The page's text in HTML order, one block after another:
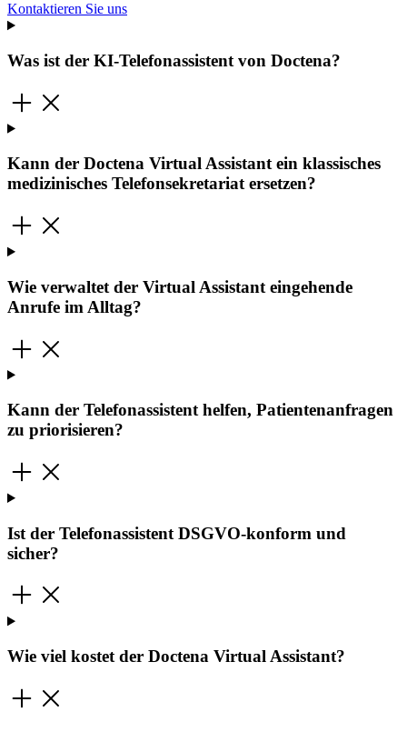
Kontaktieren Sie uns
Was ist der KI-Telefonassistent von Doctena?
Kann der Doctena Virtual Assistant ein klassisches
medizinisches Telefonsekretariat ersetzen?
Wie verwaltet der Virtual Assistant eingehende
Anrufe im Alltag?
Kann der Telefonassistent helfen, Patientenanfragen
zu priorisieren?
Ist der Telefonassistent DSGVO-konform und
sicher?
Wie viel kostet der Doctena Virtual Assistant?